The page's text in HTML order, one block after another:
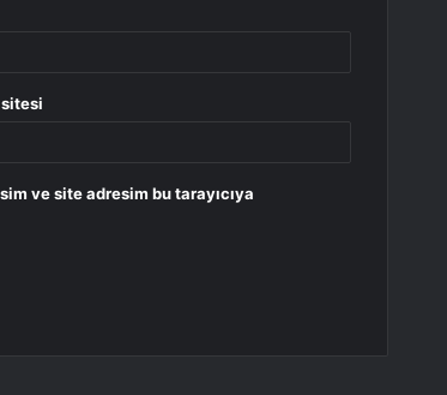
ve site adresim bu tarayıcıya